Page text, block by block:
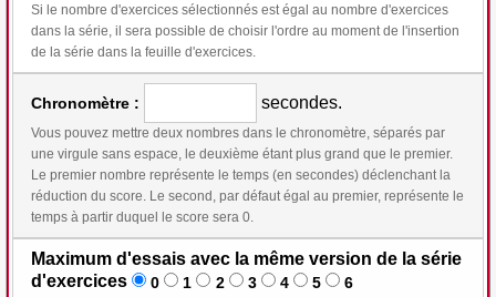
Si le nombre d'exercices sélectionnés est égal au nombre d'exercices
dans la série, il sera possible de choisir l'ordre au moment de l'insertion
de la série dans la feuille d'exercices.
Chronomètre : secondes.
Vous pouvez mettre deux nombres dans le chronomètre, séparés par
une virgule sans espace, le deuxième étant plus grand que le premier.
Le premier nombre représente le temps (en secondes) déclenchant la
réduction du score. Le second, par défaut égal au premier, représente le
temps à partir duquel le score sera 0.
Maximum d'essais avec la même version de la série
d'exercices
0 1 2 3 4 5 6